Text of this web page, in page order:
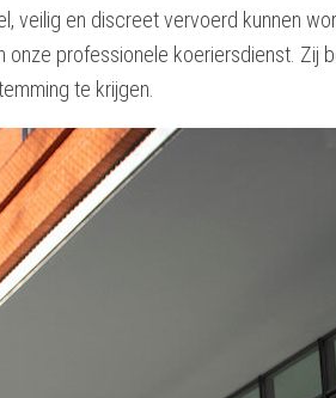
veilig en discreet vervoerd kunnen
professionele koeriersdienst. Zij
te krijgen.